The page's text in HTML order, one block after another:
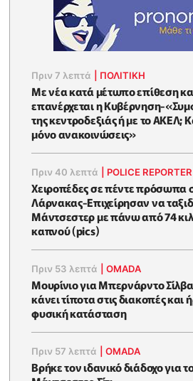
Πριν 7 λεπτά ΠΟΛΙΤΙΚΗ
Με νέα κατά μέτωπο επίθεση
επανέρχεται η Κυβέρνηση-
της κεντροδεξιάς ή με το ΑΚΕΛ;
μόνο ανακοινώσεις»
Πριν 40 λεπτά POLICE REPORTER
Xειροπέδες σε πέντε πρόσωπα
Λάρνακας-Επιχείρησαν να
Μάντσεστερ με πάνω από 74
καπνού (pics)
Πριν 53 λεπτά |OMADA
Μουρίνιο για Μπερνάρντο
κάνει τίποτα στις διακοπές και
φυσική κατάσταση
Πριν 57 λεπτά |OMADA
Βρήκε τον ιδανικό διάδοχο για